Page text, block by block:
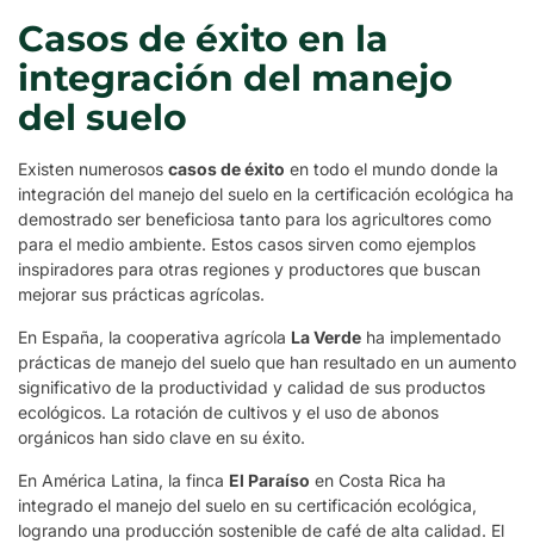
Casos de éxito en la
integración del manejo
del suelo
Existen numerosos casos de éxito en todo el mundo donde la
integración del manejo del suelo en la certificación ecológica ha
demostrado ser beneficiosa tanto para los agricultores como
para el medio ambiente. Estos casos sirven como ejemplos
inspiradores para otras regiones y productores que buscan
mejorar sus prácticas agrícolas.
En España, la cooperativa agrícola La Verde ha implementado
prácticas de manejo del suelo que han resultado en un aumento
significativo de la productividad y calidad de sus productos
ecológicos. La rotación de cultivos y el uso de abonos
orgánicos han sido clave en su éxito.
En América Latina, la finca El Paraíso en Costa Rica ha
integrado el manejo del suelo en su certificación ecológica,
logrando una producción sostenible de café de alta calidad. El